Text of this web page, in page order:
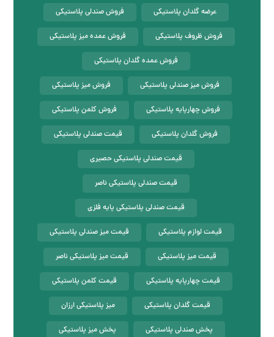
عرضه گلدان پلاستیکی فروش صندلی پلاستیکی
فروش ظروف پلاستیکی فروش عمده میز پلاستیکی
فروش عمده گلدان پلاستیکی
فروش میز صندلی پلاستیکی فروش میز پلاستیکی
فروش چهارپایه پلاستیکی فروش کلمن پلاستیکی
فروش گلدان پلاستیکی قیمت صندلی پلاستیکی
قیمت صندلی پلاستیکی حصیری
قیمت صندلی پلاستیکی ناصر
قیمت صندلی پلاستیکی پایه فلزی
قیمت لوازم پلاستیکی قیمت میز صندلی پلاستیکی
قیمت میز پلاستیکی قیمت میز پلاستیکی ناصر
قیمت چهارپایه پلاستیکی قیمت کلمن پلاستیکی
قیمت گلدان پلاستیکی میز پلاستیکی ارزان
پخش صندلی پلاستیکی پخش میز پلاستیکی